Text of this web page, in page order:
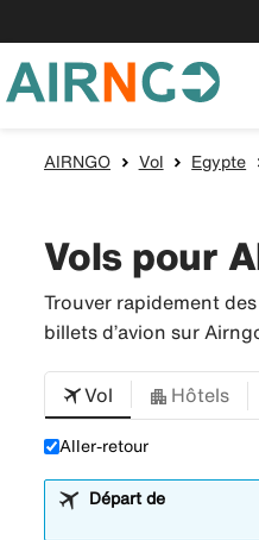
AIRNGO Vol Egypte
Vols pour
Trouver rapidement
billets d’avion sur
Vol Hôtels
Aller-retour
Départ de